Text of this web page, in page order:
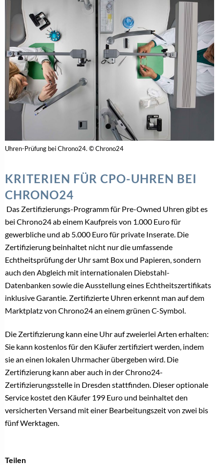
Uhren-Prüfung bei Chrono24. © Chrono24
KRITERIEN FÜR CPO-UHREN BEI
CHRONO24
Das Zertifizierungs-Programm für Pre-Owned Uhren gibt es
bei Chrono24 ab einem Kaufpreis von 1.000 Euro für
gewerbliche und ab 5.000 Euro für private Inserate. Die
Zertifizierung beinhaltet nicht nur die umfassende
Echtheitsprüfung der Uhr samt Box und Papieren, sondern
auch den Abgleich mit internationalen Diebstahl-
Datenbanken sowie die Ausstellung eines Echtheitszertifikats
inklusive Garantie. Zertifizierte Uhren erkennt man auf dem
Marktplatz von Chrono24 an einem grünen C-Symbol.
Die Zertifizierung kann eine Uhr auf zweierlei Arten erhalten:
Sie kann kostenlos für den Käufer zertifiziert werden, indem
sie an einen lokalen Uhrmacher übergeben wird. Die
Zertifizierung kann aber auch in der Chrono24-
Zertifizierungsstelle in Dresden stattfinden. Dieser optionale
Service kostet den Käufer 199 Euro und beinhaltet den
versicherten Versand mit einer Bearbeitungszeit von zwei bis
fünf Werktagen.
Teilen